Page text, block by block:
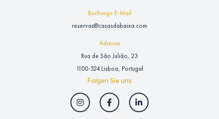
Buchungs-E-Mail
reservas@casasdabaixa.com
Adresse
Rua de São Julião, 23
1100-524 Lisboa, Portugal
Folgen Sie uns